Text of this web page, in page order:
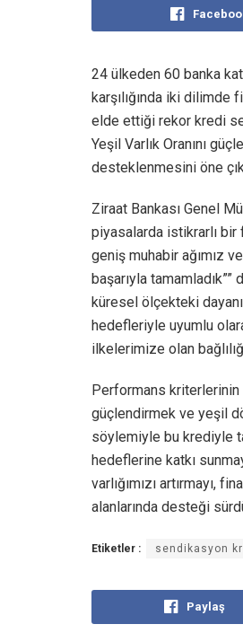
24 ülkeden 60 banka
karşılığında iki dilimde
elde ettiği rekor kredi
Yeşil Varlık Oranını
desteklenmesini öne
Ziraat Bankası Genel
piyasalarda istikrarlı bir
geniş muhabir ağımız
başarıyla
küresel ölçekteki
hedefleriyle uyumlu
ilkelerimize olan
Performans kriterlerinin
güçlendirmek ve yeşil
söylemiyle bu krediyle
hedeflerine katkı
varlığımızı artırmayı,
alanlarında desteği
Etiketler : sendikasyon
Paylaş